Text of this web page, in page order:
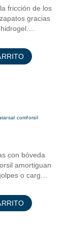
fricción de los
gracias
comforsil
con bóveda
amortiguan
o carg…